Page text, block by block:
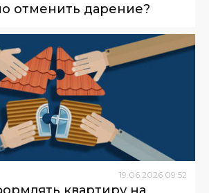
отменить дарение?
19.06.2026 09:52